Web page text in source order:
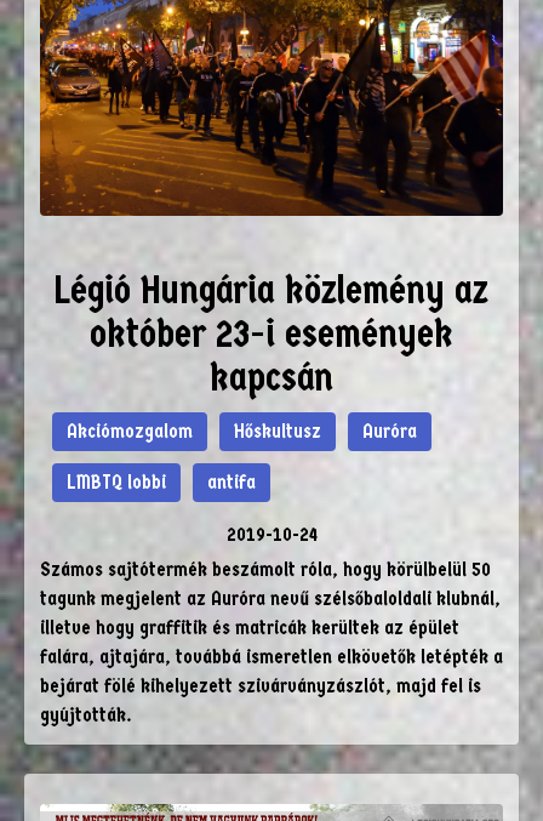
Légió Hungária közlemény az
október 23-i események
kapcsán
Akciómozgalom Hőskultusz Auróra
LMBTQ lobbi antifa
2019-10-24
Számos sajtótermék beszámolt róla, hogy körülbelül 50
tagunk megjelent az Auróra nevű szélsőbaloldali klubnál,
illetve hogy graffitik és matricák kerültek az épület
falára, ajtajára, továbbá ismeretlen elkövetők letépték a
bejárat fölé kihelyezett szivárványzászlót, majd fel is
gyújtották.